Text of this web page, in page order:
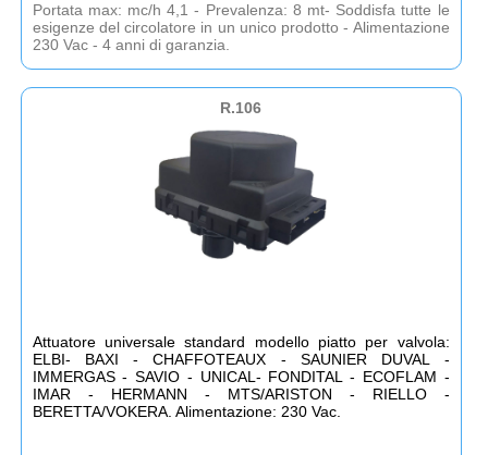
Portata max: mc/h 4,1 - Prevalenza: 8 mt- Soddisfa tutte le
esigenze del circolatore in un unico prodotto - Alimentazione
230 Vac - 4 anni di garanzia.
R.106
Attuatore universale standard modello piatto per valvola:
ELBI- BAXI - CHAFFOTEAUX - SAUNIER DUVAL -
IMMERGAS - SAVIO - UNICAL- FONDITAL - ECOFLAM -
IMAR - HERMANN - MTS/ARISTON - RIELLO -
BERETTA/VOKERA. Alimentazione: 230 Vac.